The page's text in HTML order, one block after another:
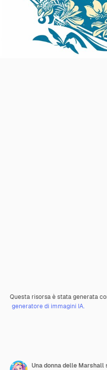
Questa risorsa è stata generata
generatore di immagini IA.
Una donna delle Marshall